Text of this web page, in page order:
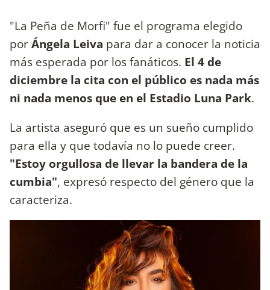
"La Peña de Morfi" fue el programa elegido
porÁngela Leiva para dar a conocer la noticia
más esperada por los fanáticos. El 4 de
diciembre la cita con el público es nada más
ni nada menos que en el Estadio Luna Park.
La artista aseguró que es un sueño cumplido
para ella y que todavía no lo puede creer.
"Estoy orgullosa de llevar la bandera de la
cumbia", expresó respecto del género que la
caracteriza.